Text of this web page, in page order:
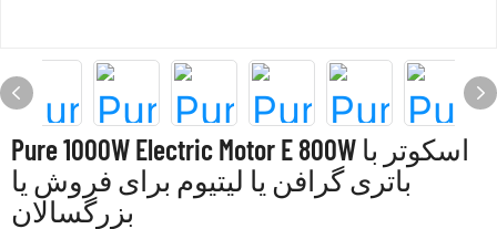
Pure 1000W Electric Motor E 800W اسکوتر با
باتری گرافن یا لیتیوم برای فروش یا
بزرگسالان